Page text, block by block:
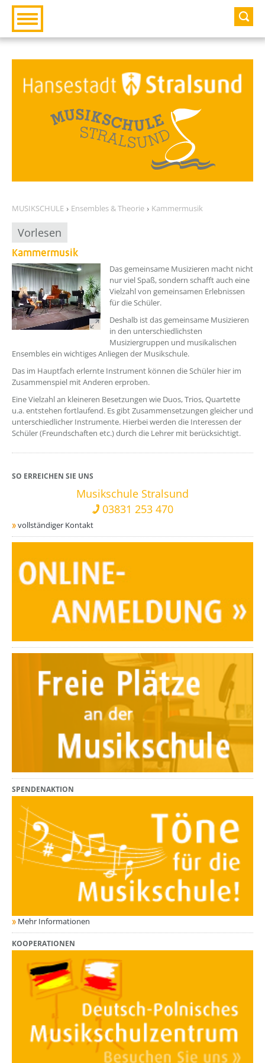
Zur Hauptnavigation
Zum Inhalt
MUSIKSCHULE Ensembles & Theorie Kammermusik
Vorlesen
Kammermusik
Das gemeinsame Musizieren macht nicht
nur viel Spaß, sondern schafft auch eine
Vielzahl von gemeinsamen Erlebnissen
für die Schüler.
Deshalb ist das gemeinsame Musizieren
in den unterschiedlichsten
Musiziergruppen und musikalischen
Ensembles ein wichtiges Anliegen der Musikschule.
Das im Hauptfach erlernte Instrument können die Schüler hier im
Zusammenspiel mit Anderen erproben.
Eine Vielzahl an kleineren Besetzungen wie Duos, Trios, Quartette
u.a. entstehen fortlaufend. Es gibt Zusammensetzungen gleicher und
unterschiedlicher Instrumente. Hierbei werden die Interessen der
Schüler (Freundschaften etc.) durch die Lehrer mit berücksichtigt.
SO ERREICHEN SIE UNS
Musikschule Stralsund
03831 253 470
vollständiger Kontakt
SPENDENAKTION
Mehr Informationen
KOOPERATIONEN